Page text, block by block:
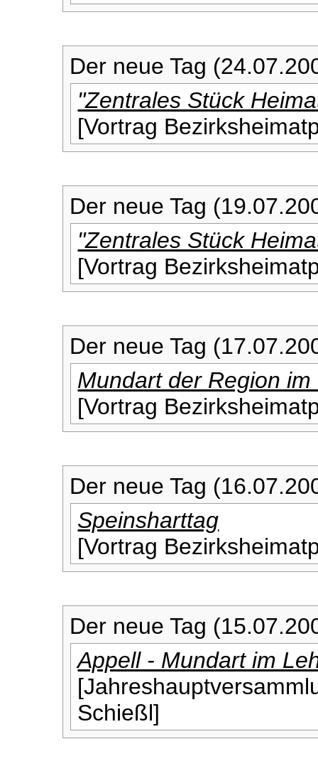
Der neue Tag
"Zentrales Stück
[Vortrag
Der neue Tag
"Zentrales Stück
[Vortrag
Der neue Tag
Mundart der Region
[Vortrag
Der neue Tag
Speinsharttag
[Vortrag
Der neue Tag
Appell - Mundart im
Schießl]